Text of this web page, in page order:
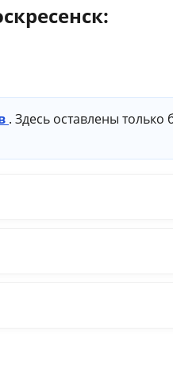
. Здесь оставлены